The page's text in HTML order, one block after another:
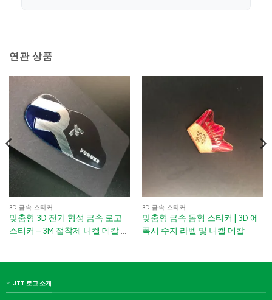
연관 상품
3D 금속 스티커
맞춤형 3D 전기 형성 금속 로고
스티커 – 3M 접착제 니켈 데칼 골
3D 금속 스티커
맞춤형 금속 돔형 스티커 | 3D 에
폭시 수지 라벨 및 니켈 데칼
JTT 로고 소개